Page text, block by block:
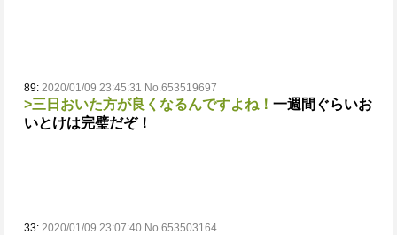
89: 2020/01/09 23:45:31 No.653519697
>三日おいた方が良くなるんですよね！ 一週間ぐらいお
いとけは完璧だぞ！
33: 2020/01/09 23:07:40 No.653503164